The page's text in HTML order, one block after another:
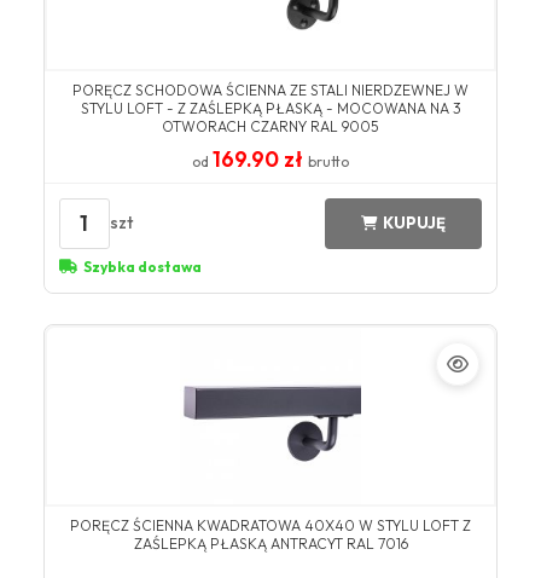
PORĘCZ SCHODOWA ŚCIENNA ZE STALI NIERDZEWNEJ W
STYLU LOFT - Z ZAŚLEPKĄ PŁASKĄ - MOCOWANA NA 3
OTWORACH CZARNY RAL 9005
od 169.90 zł brutto
1 szt KUPUJĘ
Szybka dostawa
PORĘCZ ŚCIENNA KWADRATOWA 40X40 W STYLU LOFT Z
ZAŚLEPKĄ PŁASKĄ ANTRACYT RAL 7016